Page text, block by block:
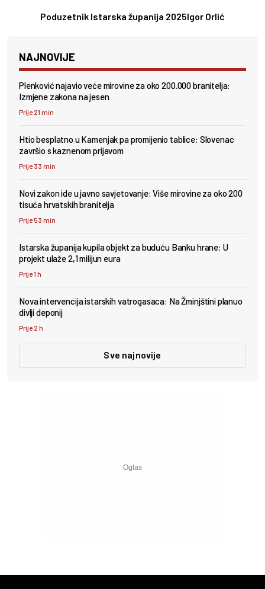
Poduzetnik Istarska županija 2025Igor Orlić
NAJNOVIJE
Plenković najavio veće mirovine za oko 200.000 branitelja:
Izmjene zakona na jesen
Prije 21 min
Htio besplatno u Kamenjak pa promijenio tablice: Slovenac
završio s kaznenom prijavom
Prije 33 min
Novi zakon ide u javno savjetovanje: Više mirovine za oko 200
tisuća hrvatskih branitelja
Prije 53 min
Istarska županija kupila objekt za buduću Banku hrane: U
projekt ulaže 2,1 milijun eura
Prije 1 h
Nova intervencija istarskih vatrogasaca: Na Žminjštini planuo
divlji deponij
Prije 2 h
Sve najnovije